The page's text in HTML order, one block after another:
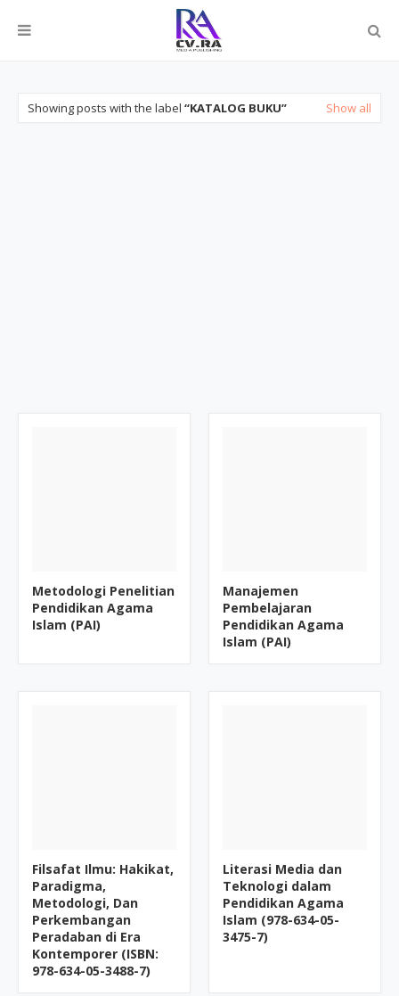
Showing posts with the label KATALOG BUKU Show all
Metodologi Penelitian
Pendidikan Agama
Islam (PAI)
Manajemen
Pembelajaran
Pendidikan Agama
Islam (PAI)
Filsafat Ilmu: Hakikat,
Paradigma,
Metodologi, Dan
Perkembangan
Peradaban di Era
Kontemporer (ISBN:
978-634-05-3488-7)
Literasi Media dan
Teknologi dalam
Pendidikan Agama
Islam (978-634-05-
3475-7)